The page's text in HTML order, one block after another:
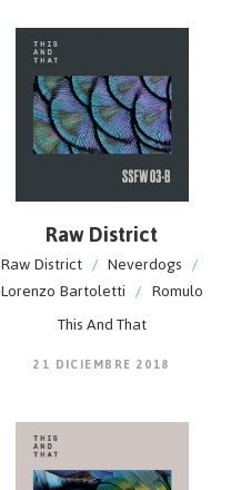
Raw District
Raw District / Neverdogs /
Lorenzo Bartoletti / Romulo
This And That
21 DICIEMBRE 2018